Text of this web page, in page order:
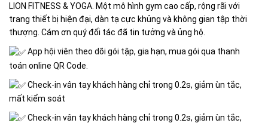
LION FITNESS & YOGA. Một mô hình gym cao cấp, rộng rãi với
trang thiết bị hiện đại, dàn tạ cực khủng và không gian tập thời
thượng. Cám ơn quý đối tác đã tin tưởng và ủng hộ.
App hội viên theo dõi gói tập, gia hạn, mua gói qua thanh
toán online QR Code.
Check-in vân tay khách hàng chỉ trong 0.2s, giảm ùn tắc,
mất kiểm soát
Check-in vân tay khách hàng chỉ trong 0.2s, giảm ùn tắc,